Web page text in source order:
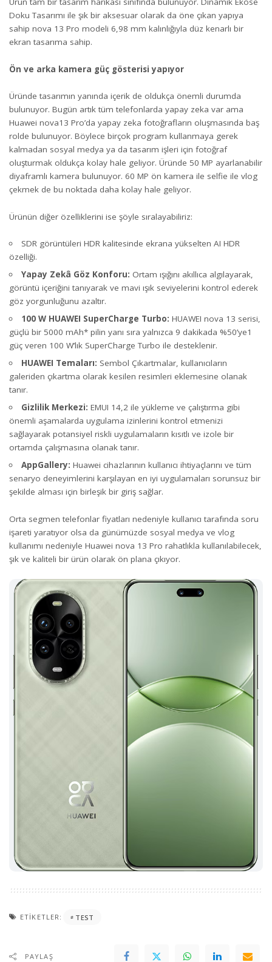
Doku Tasarımı ile şık bir aksesuar olarak da öne çıkan yapıya
sahip nova 13 Pro modeli 6,98 mm kalınlığıyla düz kenarlı bir
ekran tasarıma sahip.
Ön ve arka kamera güç gösterisi yapıyor
Üründe tasarımın yanında içerik de oldukça önemli durumda
bulunuyor. Bugün artık tüm telefonlarda yapay zeka var ama
Huawei nova13 Pro’da yapay zeka fotoğrafların oluşmasında baş
rolde bulunuyor. Böylece birçok program kullanmaya gerek
kalmadan sosyal medya ya da tasarım işleri için fotoğraf
oluşturmak oldukça kolay hale geliyor. Üründe 50 MP ayarlanabilir
diyaframlı kamera bulunuyor. 60 MP ön kamera ile selfie ile vlog
çekmek de bu noktada daha kolay hale geliyor.
Ürünün diğer özelliklerini ise şöyle sıralayabiliriz:
SDR görüntüleri HDR kalitesinde ekrana yükselten AI HDR
özelliği.
Yapay Zekâ Göz Konforu: Ortam ışığını akıllıca algılayarak,
görüntü içeriğini tanıyarak ve mavi ışık seviyelerini kontrol ederek
göz yorgunluğunu azaltır.
100 W HUAWEI SuperCharge Turbo: HUAWEI nova 13 serisi,
güçlü bir 5000 mAh* pilin yanı sıra yalnızca 9 dakikada %50’ye1
güç veren 100 W’lık SuperCharge Turbo ile desteklenir.
HUAWEI Temaları: Sembol Çıkartmalar, kullanıcıların
galeriden çıkartma olarak kesilen resimleri eklemesine olanak
tanır.
Gizlilik Merkezi: EMUI 14,2 ile yükleme ve çalıştırma gibi
önemli aşamalarda uygulama izinlerini kontrol etmenizi
sağlayarak potansiyel riskli uygulamaların kısıtlı ve izole bir
ortamda çalışmasına olanak tanır.
AppGallery: Huawei cihazlarının kullanıcı ihtiyaçlarını ve tüm
senaryo deneyimlerini karşılayan en iyi uygulamaları sorunsuz bir
şekilde alması için birleşik bir giriş sağlar.
Orta segmen telefonlar fiyatları nedeniyle kullanıcı tarafında soru
işareti yaratıyor olsa da günümüzde sosyal medya ve vlog
kullanımı nedeniyle Huawei nova 13 Pro rahatlıkla kullanılabilecek,
şık ve kaliteli bir ürün olarak ön plana çıkıyor.
ETIKETLER: TEST
PAYLAŞ